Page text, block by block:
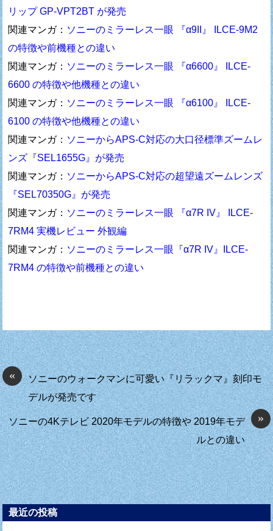
リップ GP-VPT2BT が発売
関連マンガ： ソニーのミラーレス一眼 『α9II』 ILCE-9M2
の特徴や前機種との違い
関連マンガ： ソニーのミラーレス一眼 『α6600』 ILCE-
6600 の特徴や他機種との違い
関連マンガ： ソニーのミラーレス一眼 『α6100』 ILCE-
6100 の特徴や他機種との違い
関連マンガ： ソニーからAPS-C対応の大口径標準ズームレ
ンズ『SEL1655G』が発売
関連マンガ： ソニーからAPS-C対応の超望遠ズームレンズ
『SEL70350G』が発売
関連マンガ： ソニーのミラーレス一眼 『α7R IV』 ILCE-
7RM4 実機レビュー 外観編
関連マンガ： ソニーのミラーレス一眼『α7R IV』ILCE-
7RM4 の特徴や前機種との違い
«
ソニーのウォークマンに可愛い『リラックマ』刻印モ
デルが発売です
»
ソニーの4Kテレビ 2020年モデルの特徴や 2019年モデ
ルとの違い
最近の投稿